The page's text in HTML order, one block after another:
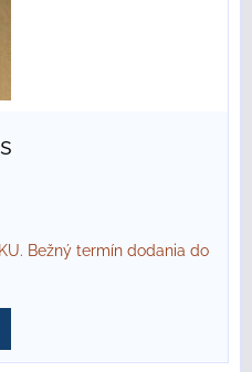
Bežný termín dodania do